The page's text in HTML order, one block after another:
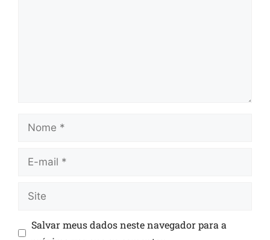
Salvar meus dados neste navegador para a